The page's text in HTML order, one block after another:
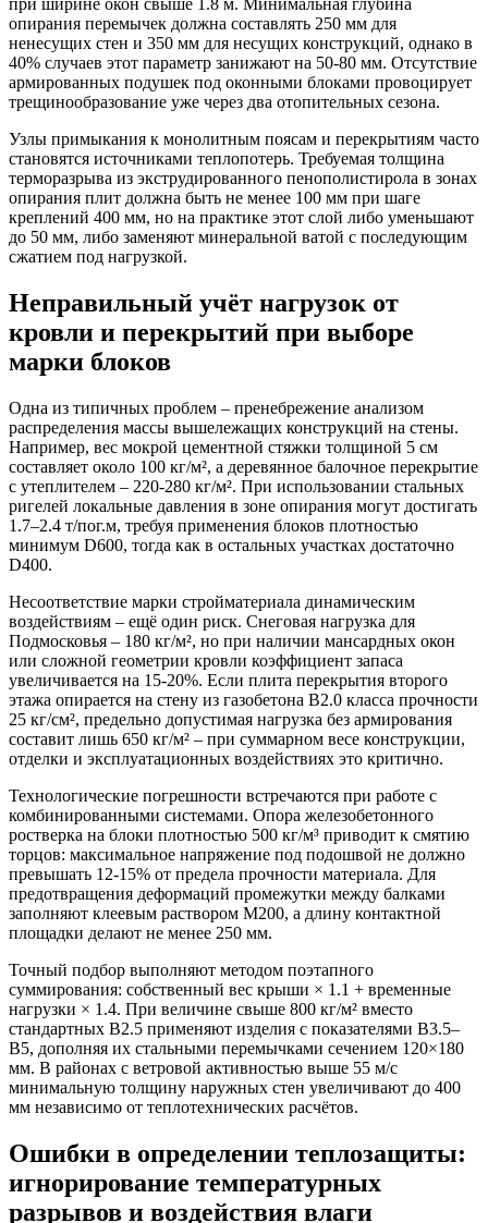
при ширине окон свыше 1.8 м. Минимальная глубина
опирания перемычек должна составлять 250 мм для
ненесущих стен и 350 мм для несущих конструкций, однако в
40% случаев этот параметр занижают на 50-80 мм. Отсутствие
армированных подушек под оконными блоками провоцирует
трещинообразование уже через два отопительных сезона.
Узлы примыкания к монолитным поясам и перекрытиям часто
становятся источниками теплопотерь. Требуемая толщина
терморазрыва из экструдированного пенополистирола в зонах
опирания плит должна быть не менее 100 мм при шаге
креплений 400 мм, но на практике этот слой либо уменьшают
до 50 мм, либо заменяют минеральной ватой с последующим
сжатием под нагрузкой.
Неправильный учёт нагрузок от
кровли и перекрытий при выборе
марки блоков
Одна из типичных проблем – пренебрежение анализом
распределения массы вышележащих конструкций на стены.
Например, вес мокрой цементной стяжки толщиной 5 см
составляет около 100 кг/м², а деревянное балочное перекрытие
с утеплителем – 220-280 кг/м². При использовании стальных
ригелей локальные давления в зоне опирания могут достигать
1.7–2.4 т/пог.м, требуя применения блоков плотностью
минимум D600, тогда как в остальных участках достаточно
D400.
Несоответствие марки стройматериала динамическим
воздействиям – ещё один риск. Снеговая нагрузка для
Подмосковья – 180 кг/м², но при наличии мансардных окон
или сложной геометрии кровли коэффициент запаса
увеличивается на 15-20%. Если плита перекрытия второго
этажа опирается на стену из газобетона В2.0 класса прочности
25 кг/см², предельно допустимая нагрузка без армирования
составит лишь 650 кг/м² – при суммарном весе конструкции,
отделки и эксплуатационных воздействиях это критично.
Технологические погрешности встречаются при работе с
комбинированными системами. Опора железобетонного
ростверка на блоки плотностью 500 кг/м³ приводит к смятию
торцов: максимальное напряжение под подошвой не должно
превышать 12-15% от предела прочности материала. Для
предотвращения деформаций промежутки между балками
заполняют клеевым раствором М200, а длину контактной
площадки делают не менее 250 мм.
Точный подбор выполняют методом поэтапного
суммирования: собственный вес крыши × 1.1 + временные
нагрузки × 1.4. При величине свыше 800 кг/м² вместо
стандартных В2.5 применяют изделия с показателями В3.5–
В5, дополняя их стальными перемычками сечением 120×180
мм. В районах с ветровой активностью выше 55 м/с
минимальную толщину наружных стен увеличивают до 400
мм независимо от теплотехнических расчётов.
Ошибки в определении теплозащиты:
игнорирование температурных
разрывов и воздействия влаги